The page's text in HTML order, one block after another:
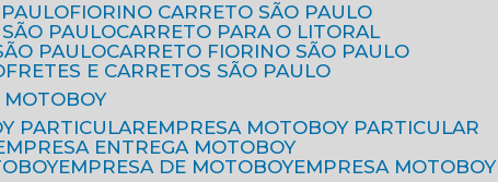
PAULO
FIORINO CARRETO SÃO PAULO
SÃO PAULO
CARRETO PARA O LITORAL
PAULO
CARRETO FIORINO SÃO PAULO
FRETES E CARRETOS SÃO PAULO
MOTOBOY
PARTICULAR
EMPRESA MOTOBOY PARTICULAR
EMPRESA ENTREGA MOTOBOY
EMPRESA DE MOTOBOY
EMPRESA MOTOBOY